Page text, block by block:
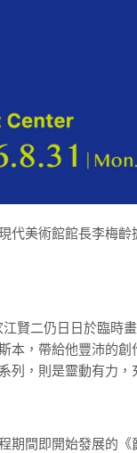
代美術館館長李梅
賢二仍日日於臨時
，帶給他豐沛的
列，則是靈動有力，
期間即開始發展的